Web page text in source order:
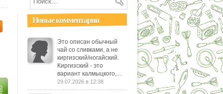
Новые комментарии
Это описан обычный
чай со сливками, а не
киргизский/ногайский.
Киргизский - это
вариант калмыцкого,...
29.07.2026 в 12:38